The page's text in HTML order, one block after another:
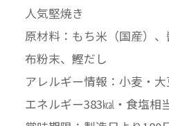
人気堅焼き
原材料：もち米（国産）
布粉末、鰹だし
アレルギー情報：小麦・大
エネルギー383㎉・食塩相